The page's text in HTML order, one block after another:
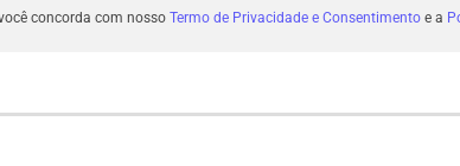
concorda com nosso Termo de Privacidade e Consentimentoe a